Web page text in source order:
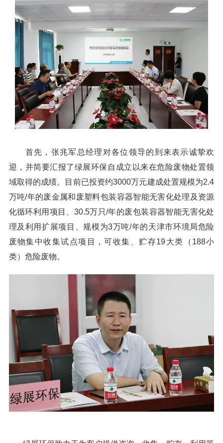
首先，张兆军总经理对各位领导的到来表示诚挚欢
迎，并简要汇报了绿展环保自成立以来在危险废物处置领
域取得的成绩。目前已投资约3000万元建成处置规模为2.4
万吨/年的废金属和废塑料包装容器智能无害化处理及资源
化循环利用项目、30.5万只/年的废包装容器智能无害化处
理及利用扩展项目、规模为3万吨/年的天津市环境局危险
废物集中收集试点项目，可收集、贮存19大类（188小
类）危险废物。